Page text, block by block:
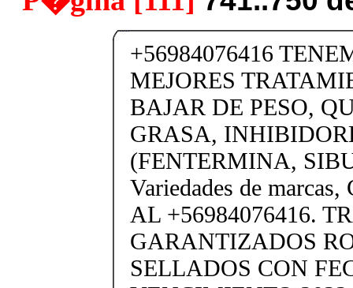
+56984076416
MEJORES
BAJAR DE PESO,
GRASA,
(FENTERMINA,
Variedades de
AL +56984076416.
GARANTIZADOS
SELLADOS CON